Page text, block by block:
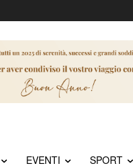
EVENTI SPORT